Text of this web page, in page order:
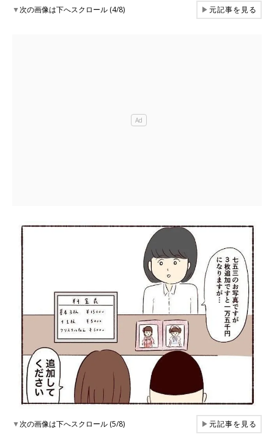
▼次の画像は下へスクロール (4/8) ▶元記事を見る
▼次の画像は下へスクロール (5/8) ▶元記事を見る